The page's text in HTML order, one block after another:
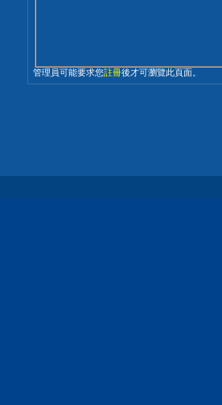
管理員可能要求您註冊後才可瀏覽此頁面。